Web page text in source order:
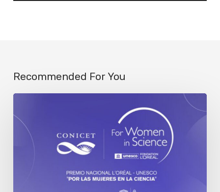
Recommended For You
abre
convocatoria